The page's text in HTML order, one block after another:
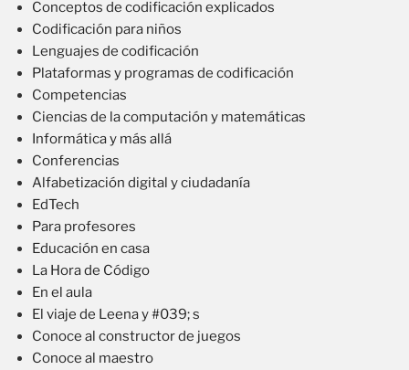
Conceptos de codificación explicados
Codificación para niños
Lenguajes de codificación
Plataformas y programas de codificación
Competencias
Ciencias de la computación y matemáticas
Informática y más allá
Conferencias
Alfabetización digital y ciudadanía
EdTech
Para profesores
Educación en casa
La Hora de Código
En el aula
El viaje de Leena y #039; s
Conoce al constructor de juegos
Conoce al maestro